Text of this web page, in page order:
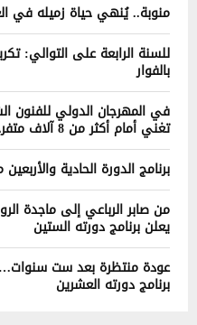
منوبة.. يُنهي حياة زميله في
للسنة الرابعة على التوالي:
بالفوار
في المهرجان الدولي للفنون
تغني أمام أكثر من 8 آلاف متفرجا
برنامج الدورة الحادية
من صابر الرباعي إلى ماجدة
يعلن برنامج دورته الستين
عودة منتظرة بعد ست
برنامج دورته العشرين